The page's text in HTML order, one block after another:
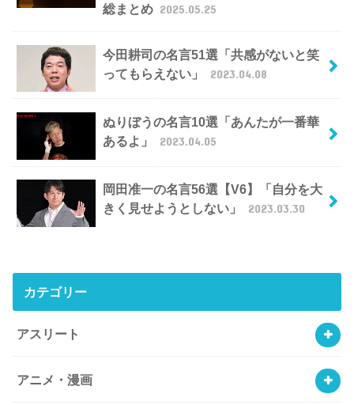
総まとめ 2025.05.25
今田耕司の名言51選「共感がないと笑
ってもらえない」
2023.04.08
ぬりぼうの名言10選「あんたが一番華
あるよ」
2023.04.05
岡田准一の名言56選【V6】「自分を大
きく見せようとしない」
2023.03.30
カテゴリー
アスリート
アニメ・漫画